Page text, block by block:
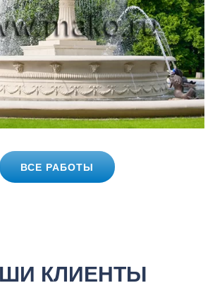
ВСЕ РАБОТЫ
КЛИЕНТЫ